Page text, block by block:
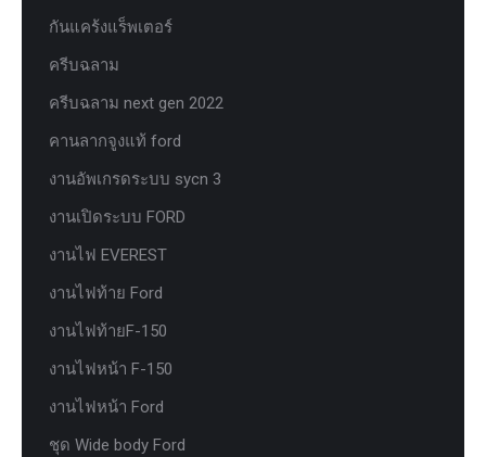
กันแคร้งแร็พเตอร์
ครีบฉลาม
ครีบฉลาม next gen 2022
คานลากจูงแท้ ford
งานอัพเกรดระบบ sycn 3
งานเปิดระบบ FORD
งานไฟ EVEREST
งานไฟท้าย Ford
งานไฟท้ายF-150
งานไฟหน้า F-150
งานไฟหน้า Ford
ชุด Wide body Ford